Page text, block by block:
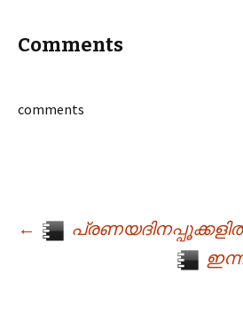
Comments
comments
Post navigation
←